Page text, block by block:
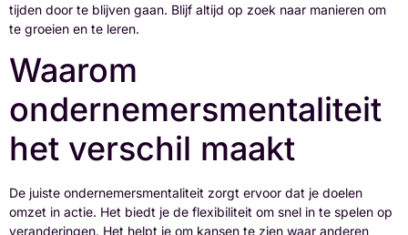
tijden door te blijven gaan. Blijf altijd op zoek naar manieren om
te groeien en te leren.
Waarom
ondernemersmentaliteit
het verschil maakt
De juiste ondernemersmentaliteit zorgt ervoor dat je doelen
omzet in actie. Het biedt je de flexibiliteit om snel in te spelen op
veranderingen. Het helpt je om kansen te zien waar anderen